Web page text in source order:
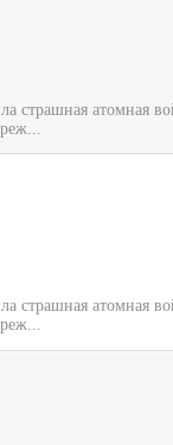
страшная атомная
страшная атомная